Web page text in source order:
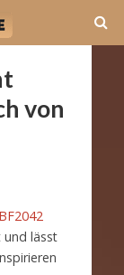
von
BF2042
und lässt